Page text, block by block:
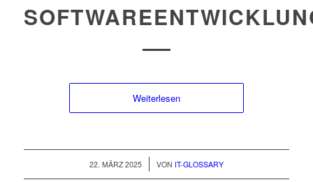
Weiterlesen
22. MÄRZ 2025
/ VON IT-GLOSSARY